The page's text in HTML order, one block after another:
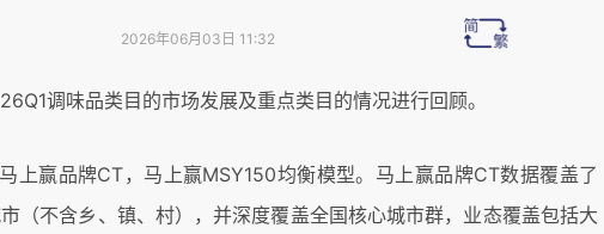
2026年06月03日 11:32
调味品类目的市场发展及重点类目的情况进行回顾。
上赢品牌CT，马上赢MSY150均衡模型。马上赢品牌CT数据覆盖了
（不含乡、镇、村），并深度覆盖全国核心城市群，业态覆盖包括大